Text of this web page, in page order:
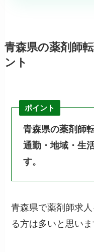
青森県の薬剤師
ント
ポイント
青森県の薬剤師
通勤・地域・生
す。
青森県で薬剤師求
る方は多いと思いま